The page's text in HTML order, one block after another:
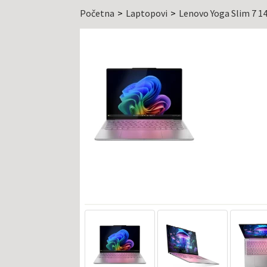
Početna Laptopovi Lenovo Yoga Slim 7